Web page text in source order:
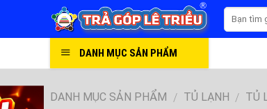
DANH MỤC SẢN PHẨM
DANH MỤC SẢN PHẨM / TỦ LẠNH / TỦ